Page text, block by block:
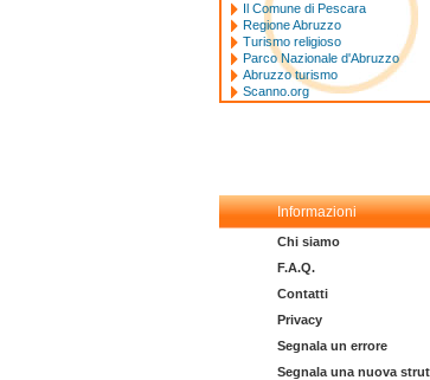
Il Comune di Pescara
Regione Abruzzo
Turismo religioso
Parco Nazionale d'Abruzzo
Abruzzo turismo
Scanno.org
Informazioni
Chi siamo
F.A.Q.
Contatti
Privacy
Segnala un errore
Segnala una nuova